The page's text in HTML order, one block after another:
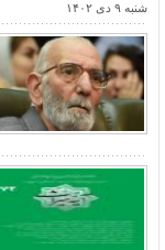
شنبه ۹ دی ۱۴۰۲